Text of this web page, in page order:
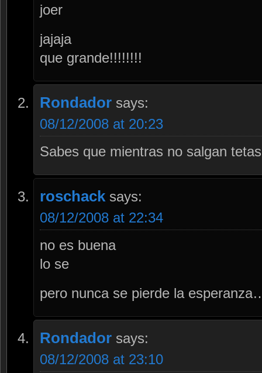
joer
jajaja
que grande!!!!!!!!
Rondador says:
08/12/2008 at 20:23
Sabes que mientras no salgan
roschack says:
08/12/2008 at 22:34
no es buena
lo se
pero nunca se pierde la
Rondador says:
08/12/2008 at 23:10